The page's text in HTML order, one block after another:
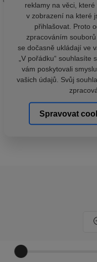
reklamy na věci,
v zobrazení na které
přihlašovat. Proto
zpracováním
se dočasně ukládají ve
„V pořádku“
vám poskytovali
vašich údajů. Svůj
Spravovat